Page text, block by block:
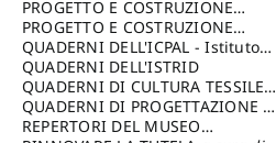
Ippoliti Alessandro
PARTECIPATA
PROGETTO E COSTRUZIONE
DELL’ARCHITETTURA
PROGETTO E COSTRUZIONE
SOSTENIBILE
QUADERNI DELL'ICPAL - Istituto
centrale per il restauro e la
conservazione del patrimonio
archivistico e librario
QUADERNI DELL'ISTRID
QUADERNI DI CULTURA TESSILEa
cura di: Crispolti Livia
QUADERNI DI PROGETTAZIONE a
cura di: Giura Longo Tommaso
REPERTORI DEL MUSEO